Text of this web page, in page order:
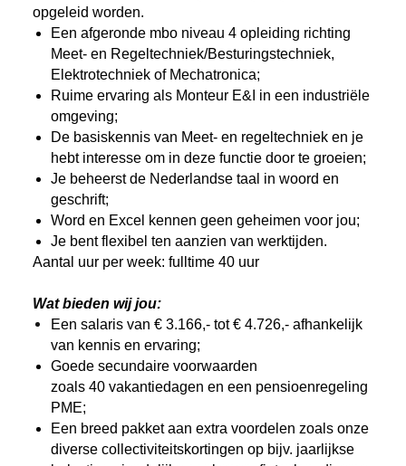
opgeleid worden.
Een afgeronde mbo niveau 4 opleiding richting
Meet- en Regeltechniek/Besturingstechniek,
Elektrotechniek of Mechatronica;
Ruime ervaring als Monteur E&I in een industriële
omgeving;
De basiskennis van Meet- en regeltechniek en je
hebt interesse om in deze functie door te groeien;
Je beheerst de Nederlandse taal in woord en
geschrift;
Word en Excel kennen geen geheimen voor jou;
Je bent flexibel ten aanzien van werktijden.
Aantal uur per week: fulltime 40 uur
Wat bieden wij jou:
Een salaris van € 3.166,- tot € 4.726,- afhankelijk
van kennis en ervaring;
Goede secundaire voorwaarden
zoals 40 vakantiedagen en een pensioenregeling
PME;
Een breed pakket aan extra voordelen zoals onze
diverse collectiviteitskortingen op bijv. jaarlijkse